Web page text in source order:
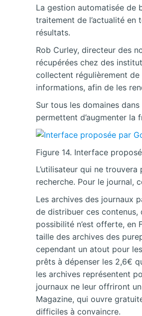
La gestion automatisée de
traitement de l’actualité en
résultats.
Rob Curley, directeur des
récupérées chez des
collectent régulièrement
informations, afin de les
Sur tous les domaines
permettent d’augmenter la
Figure 14. Interface
L’utilisateur qui ne
recherche. Pour le journal,
Les archives des journaux
de distribuer ces contenus,
possibilité n’est offerte, en
taille des archives des
cependant un atout pour
prêts à dépenser les 2,6€
les archives représentent
journaux ne leur offriront
Magazine, qui ouvre
difficiles à convaincre.